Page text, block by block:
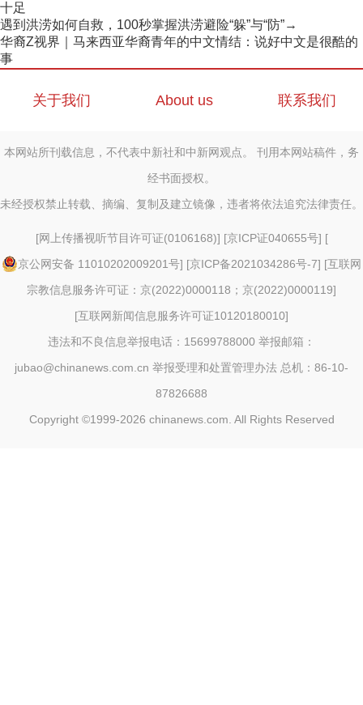
十足
遇到洪涝如何自救，100秒掌握洪涝避险“躲”与“防”→
华裔Z视界｜马来西亚华裔青年的中文情结：说好中文是很酷的
事
关于我们 About us 联系我们
本网站所刊载信息，不代表中新社和中新网观点。 刊用本网站稿件，务
经书面授权。
未经授权禁止转载、摘编、复制及建立镜像，违者将依法追究法律责任。
[网上传播视听节目许可证(0106168)] [京ICP证040655号] [
京公网安备 11010202009201号] [京ICP备2021034286号-7] [互联网
宗教信息服务许可证：京(2022)0000118；京(2022)0000119]
[互联网新闻信息服务许可证10120180010]
违法和不良信息举报电话：15699788000 举报邮箱：
jubao@chinanews.com.cn 举报受理和处置管理办法 总机：86-10-
87826688
Copyright ©1999-2026 chinanews.com. All Rights Reserved